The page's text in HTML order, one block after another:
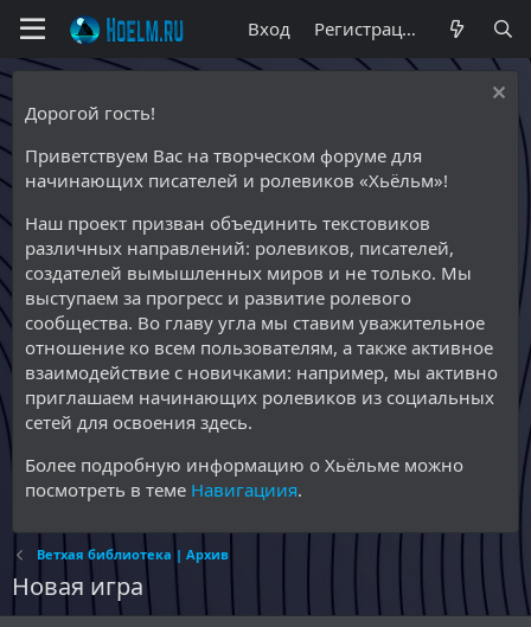
Вход Регистрация
Дорогой гость!
Приветствуем Вас на творческом форуме для
начинающих писателей и ролевиков «Хьёльм»!
Наш проект призван объединить текстовиков
различных направлений: ролевиков, писателей,
создателей вымышленных миров и не только. Мы
выступаем за прогресс и развитие ролевого
сообщества. Во главу угла мы ставим уважительное
отношение ко всем пользователям, а также активное
взаимодействие с новичками: например, мы активно
приглашаем начинающих ролевиков из социальных
сетей для освоения здесь.
Более подробную информацию о Хьёльме можно
посмотреть в теме Навигациия.
Ветхая библиотека | Архив
Новая игра